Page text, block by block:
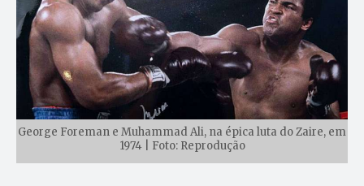
George Foreman e Muhammad Ali, na épica luta do Zaire, em
1974 | Foto: Reprodução